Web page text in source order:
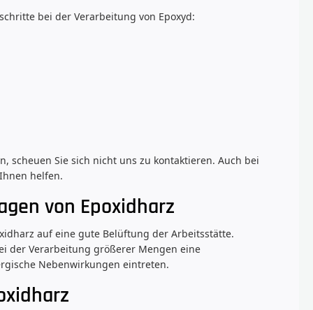
bei der Verarbeitung von Epoxyd:
scheuen Sie sich nicht uns zu kontaktieren. Auch bei
helfen.
von Epoxidharz
auf eine gute Belüftung der Arbeitsstätte.
der Verarbeitung größerer Mengen eine
Nebenwirkungen eintreten.